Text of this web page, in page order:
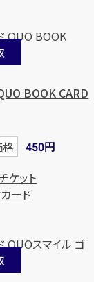
末年
BOOK CARD
格 450円
ケット
ード